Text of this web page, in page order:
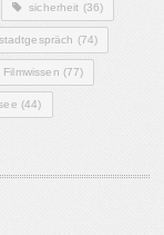
sicherheit (36)
stadtgespräch (74)
(77)
(44)